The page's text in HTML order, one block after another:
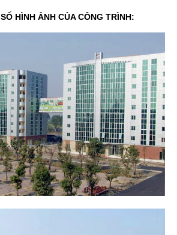
HÌNH ẢNH CỦA CÔNG TRÌNH: